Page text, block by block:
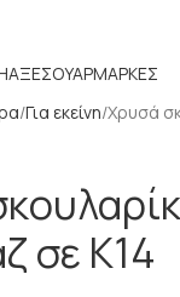
ΑΞΕΣΟΥΆΡΜΑΡΚΕΣ
Για εκείνη Χρυσά
σε K14